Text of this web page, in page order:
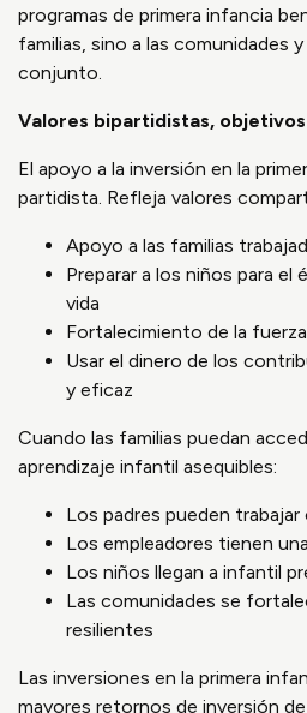
programas de primera infancia
familias, sino a las comunidades
conjunto.
Valores bipartidistas,
El apoyo a la inversión en la
partidista. Refleja valores
Apoyo a las familias
Preparar a los niños para el
vida
Fortalecimiento de la
Usar el dinero de los
y eficaz
Cuando las familias puedan
aprendizaje infantil asequibles:
Los padres pueden
Los empleadores tienen
Los niños llegan a infantil
Las comunidades se
resilientes
Las inversiones en la primera
mayores retornos de inversión